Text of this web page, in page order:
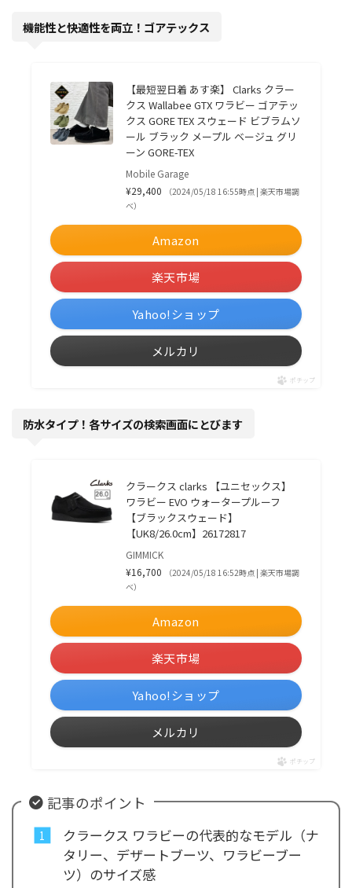
機能性と快適性を両立！ゴアテックス
【最短翌日着 あす楽】 Clarks クラー
クス Wallabee GTX ワラビー ゴアテッ
クス GORE TEX スウェード ビブラムソ
ール ブラック メープル ベージュ グリ
ーン GORE-TEX
Mobile Garage
¥29,400
（2024/05/18 16:55時点 | 楽天市場調
べ）
Amazon
楽天市場
Yahoo!ショップ
メルカリ
ポチップ
防水タイプ！各サイズの検索画面にとびます
クラークス clarks 【ユニセックス】
ワラビー EVO ウォータープルーフ
【ブラックスウェード】
【UK8/26.0cm】26172817
GIMMICK
¥16,700
（2024/05/18 16:52時点 | 楽天市場調
べ）
Amazon
楽天市場
Yahoo!ショップ
メルカリ
ポチップ
記事のポイント
クラークス ワラビーの代表的なモデル（ナ
タリー、デザートブーツ、ワラビーブー
ツ）のサイズ感